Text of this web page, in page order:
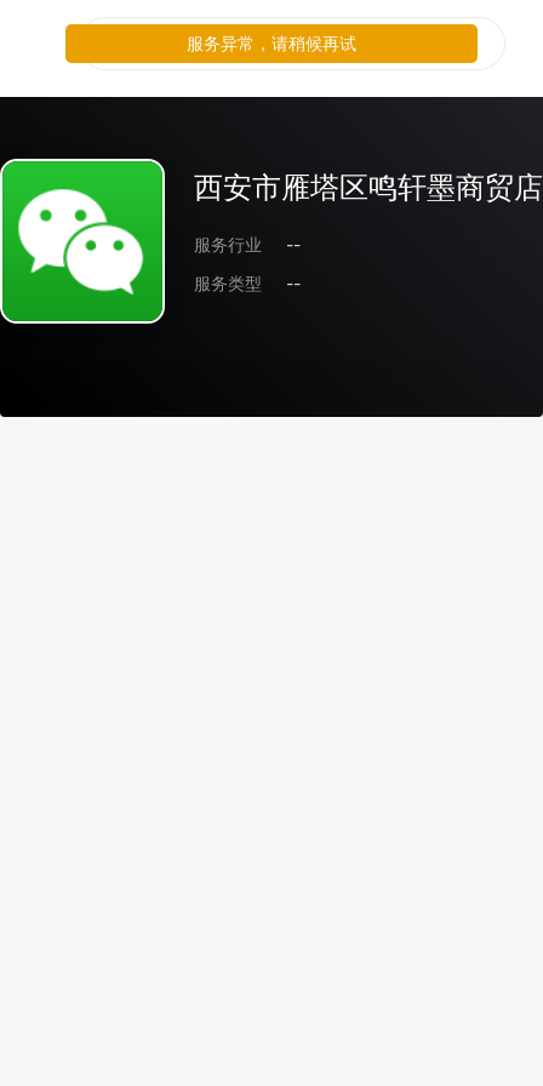
西安市雁塔区鸣轩墨商贸店
服务行业
--
服务类型
--
服务异常，请稍候再试